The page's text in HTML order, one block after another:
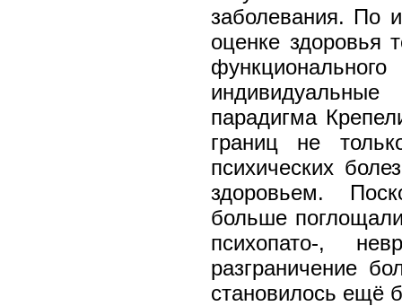
заболевания. По
оценке здоровья
парадигма
границ не
психических
здоровьем.
больше
психопато-,
разграничение
становилось ещё